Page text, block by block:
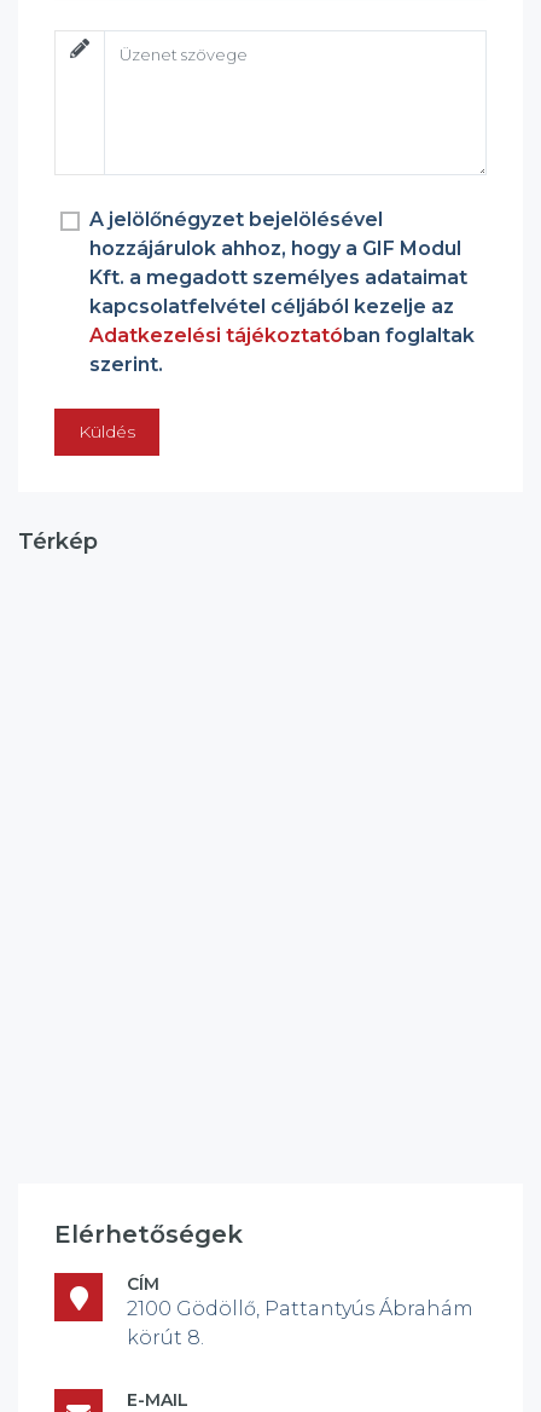
A jelölőnégyzet bejelölésével
hozzájárulok ahhoz, hogy a GIF Modul
Kft. a megadott személyes adataimat
kapcsolatfelvétel céljából kezelje az
Adatkezelési tájékoztatóban foglaltak
szerint.
Küldés
Térkép
Elérhetőségek
CÍM
2100 Gödöllő, Pattantyús Ábrahám
körút 8.
E-MAIL